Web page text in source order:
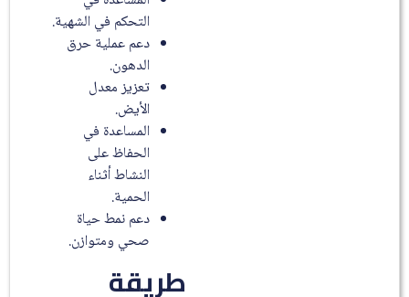
التحكم في الشهية.
دعم عملية حرق
الدهون.
تعزيز معدل
الأيض.
المساعدة في
الحفاظ على
النشاط أثناء
الحمية.
دعم نمط حياة
صحي ومتوازن.
طريقة